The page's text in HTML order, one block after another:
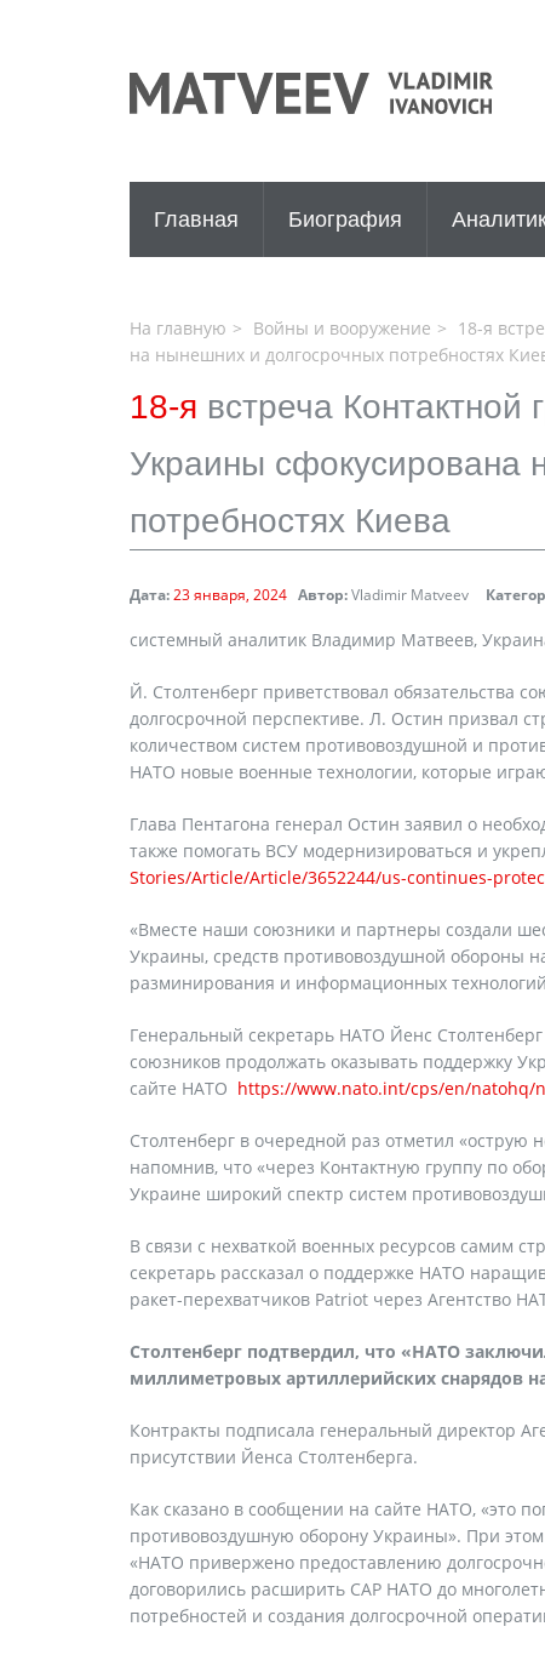
Главная Биография
На главную Войны и вооружение
18-я
на нынешних и долгосрочных потребностях
18-я встреча
Украины сфокусирована
потребностях Киева
Дата:23 января, 2024 Автор:Vladimir Matveev
системный аналитик Владимир Матвеев,
Й. Столтенберг приветствовал обязательства
долгосрочной перспективе. Л. Остин призвал
количеством систем противовоздушной и
НАТО новые военные технологии, которые
Глава Пентагона генерал Остин заявил о
также помогать ВСУ модернизироваться и
Stories/Article/Article/3652244/us-continues-
«Вместе наши союзники и партнеры создали
Украины, средств противовоздушной обороны
разминирования и информационных
Генеральный секретарь НАТО Йенс
союзников продолжать оказывать поддержку
сайте НАТО https://www.nato.int/cps/en/natohq/
Столтенберг в очередной раз отметил
напомнив, что «через Контактную группу по
Украине широкий спектр систем
В связи с нехваткой военных ресурсов самим
секретарь рассказал о поддержке НАТО
ракет-перехватчиков Patriot через Агентство
Столтенберг подтвердил, что «НАТО
миллиметровых артиллерийских снарядов
Контракты подписала генеральный директор
присутствии Йенса Столтенберга.
Как сказано в сообщении на сайте НАТО, «это
противовоздушную оборону Украины». При
«НАТО привержено предоставлению
договорились расширить CAP НАТО до
потребностей и создания долгосрочной